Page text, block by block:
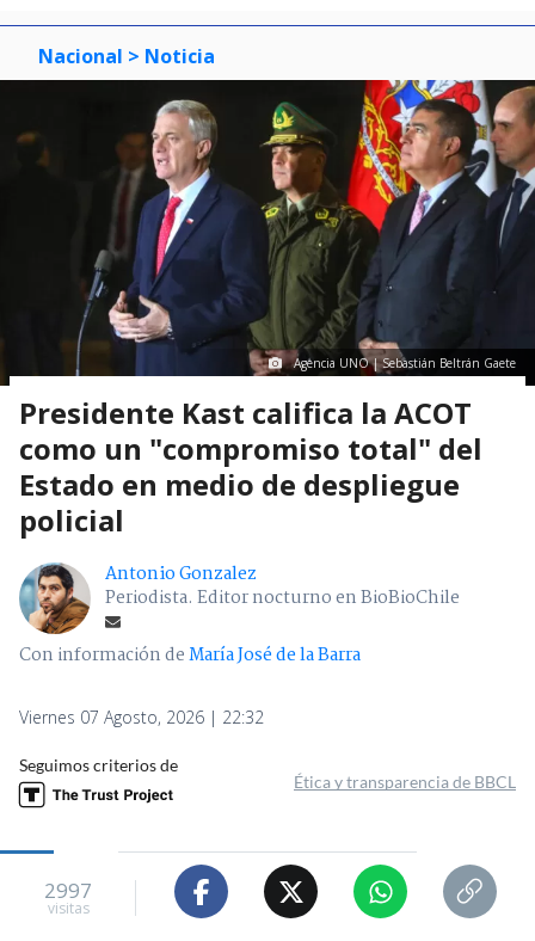
Nacional > Noticia
Agencia UNO | Sebastián Beltrán Gaete
Presidente Kast califica la ACOT
como un "compromiso total" del
Estado en medio de despliegue
policial
Antonio Gonzalez
Periodista. Editor nocturno en BioBioChile
Con información deMaría José de la Barra
Viernes 07 Agosto, 2026 | 22:32
Seguimos criterios de
Ética y transparencia de BBCL
2997
visitas